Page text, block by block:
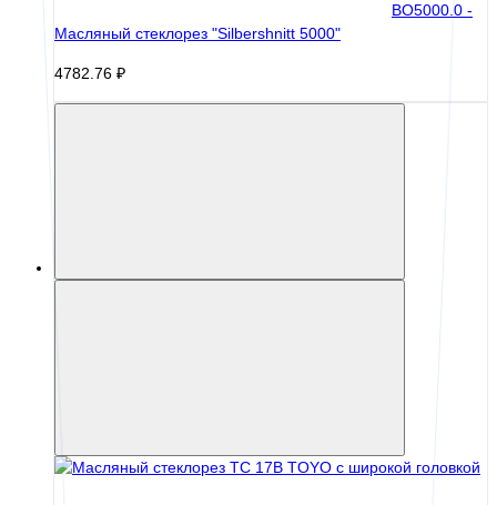
BO5000.0 -
Масляный стеклорез "Silbershnitt 5000"
4782.76 ₽